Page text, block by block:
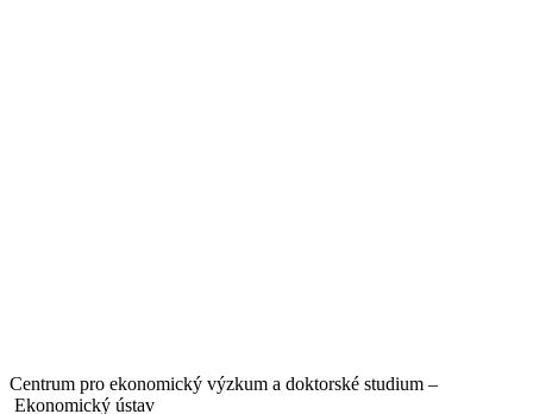
Centrum pro ekonomický výzkum a doktorské studium –
Ekonomický ústav